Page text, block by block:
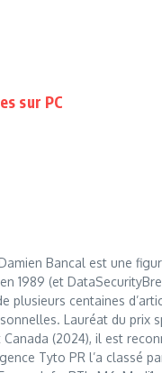
sur PC
Bancal est une
1989 (et
plusieurs centaines
Lauréat du prix
Canada (2024), il est
Tyto PR l’a classé